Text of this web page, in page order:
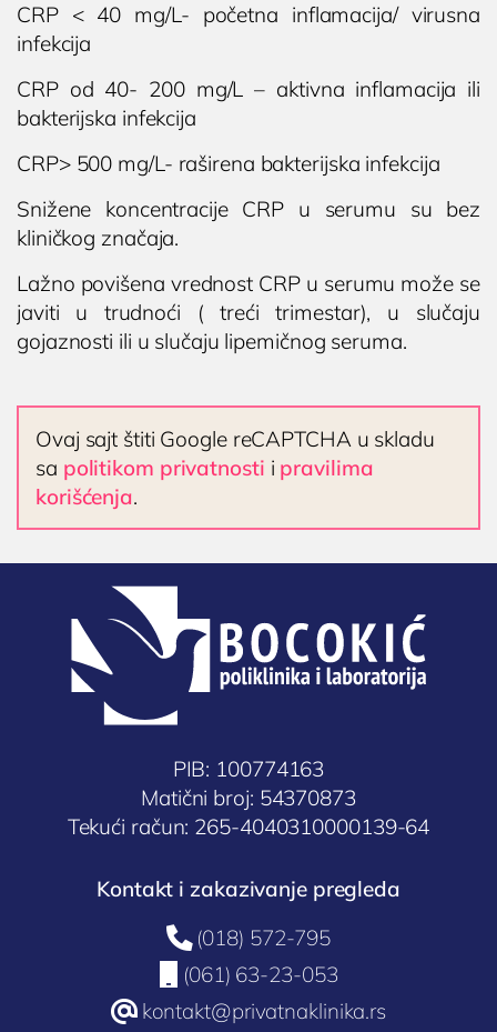
CRP < 40 mg/L- početna inflamacija/ virusna
infekcija
CRP od 40- 200 mg/L – aktivna inflamacija ili
bakterijska infekcija
CRP> 500 mg/L- raširena bakterijska infekcija
Snižene koncentracije CRP u serumu su bez
kliničkog značaja.
Lažno povišena vrednost CRP u serumu može se
javiti u trudnoći ( treći trimestar), u slučaju
gojaznosti ili u slučaju lipemičnog seruma.
Ovaj sajt štiti Google reCAPTCHA u skladu
sa politikom privatnosti i pravilima
korišćenja.
PIB: 100774163
Matični broj: 54370873
Tekući račun: 265-4040310000139-64
Kontakt i zakazivanje pregleda
 (018) 572-795
(061) 63-23-053
@ kontakt@privatnaklinika.rs